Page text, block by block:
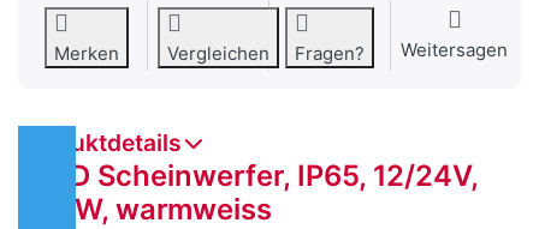
Merken Vergleichen Fragen? Weitersagen
Produktdetails
LED Scheinwerfer, IP65, 12/24V,
50W, warmweiss